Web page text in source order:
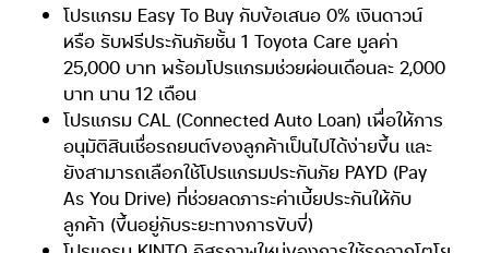
โปรแกรม Easy To Buy กับข้อเสนอ 0% เงินดาวน์
หรือ รับฟรีประกันภัยชั้น 1 Toyota Care มูลค่า
25,000 บาท พร้อมโปรแกรมช่วยผ่อนเดือนละ 2,000
บาท นาน 12 เดือน
โปรแกรม CAL (Connected Auto Loan) เพื่อให้การ
อนุมัติสินเชื่อรถยนต์ของลูกค้าเป็นไปได้ง่ายขึ้น และ
ยังสามารถเลือกใช้โปรแกรมประกันภัย PAYD (Pay
As You Drive) ที่ช่วยลดภาระค่าเบี้ยประกันให้กับ
ลูกค้า (ขึ้นอยู่กับระยะทางการขับขี่)